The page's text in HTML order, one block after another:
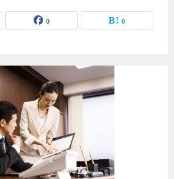
0 0